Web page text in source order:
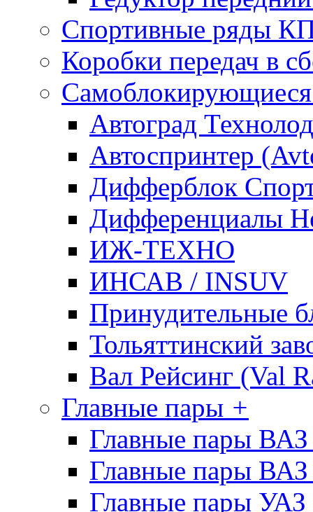
Спортивные ряды
Коробки передач в
Автоград
Автоспринтер
Дифферблок
Дифференциалы
ИЖ-ТЕХНО
ИНСАВ / INSUV
Принудительные
Тольяттинcкий
Вал Рейсинг (Val
Главные пары +
Главные пары
Главные пары
Главные пары УАЗ